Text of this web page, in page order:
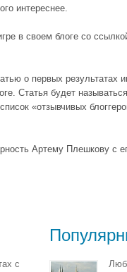
интереснее.
в своем блоге со
о первых результатах
Статья будет
«отзывчивых
Артему Плешкову с
с